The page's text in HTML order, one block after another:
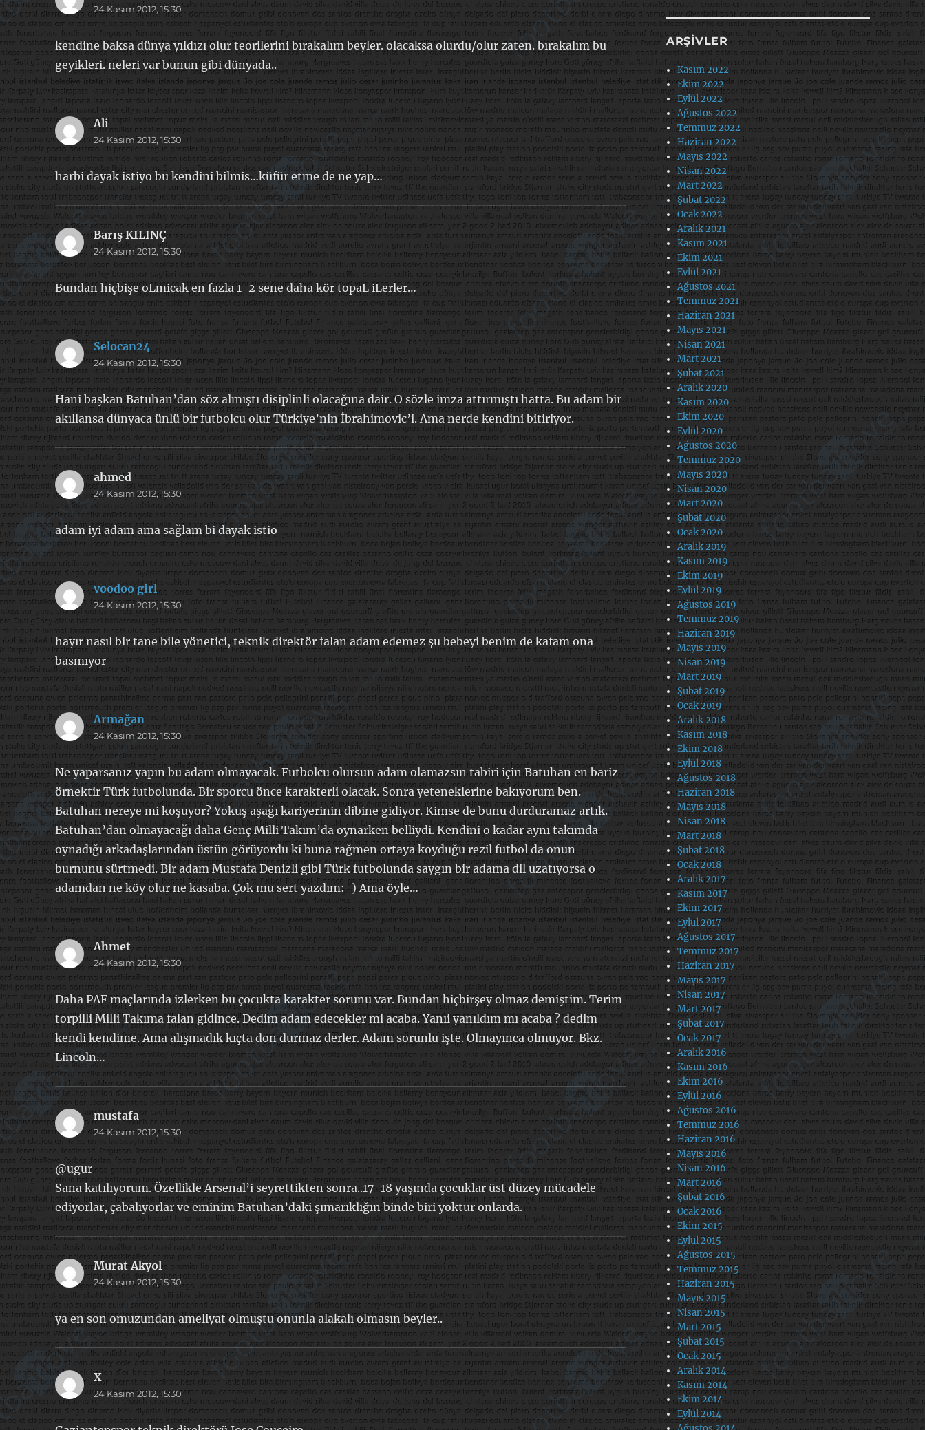
ki:
24 Kasım 2012, 15:30
kendine baksa dünya yıldızı olur teorilerini bırakalım beyler. olacaksa olurdu/olur zaten. bırakalım bu
geyikleri. neleri var bunun gibi dünyada..
Ali dedi
ki:
24 Kasım 2012, 15:30
harbi dayak istiyo bu kendini bilmis…küfür etme de ne yap…
Barış KILINÇ dedi
ki:
24 Kasım 2012, 15:30
Bundan hiçbişe oLmicak en fazla 1-2 sene daha kör topaL iLerler…
Selocan24dedi
ki:
24 Kasım 2012, 15:30
Hani başkan Batuhan’dan söz almıştı disiplinli olacağına dair. O sözle imza attırmıştı hatta. Bu adam bir
akıllansa dünyaca ünlü bir futbolcu olur Türkiye’nin İbrahimovic’i. Ama nerde kendini bitiriyor.
ahmed dedi
ki:
24 Kasım 2012, 15:30
adam iyi adam ama sağlam bi dayak istio
voodoo girldedi
ki:
24 Kasım 2012, 15:30
hayır nasıl bir tane bile yönetici, teknik direktör falan adam edemez şu bebeyi benim de kafam ona
basmıyor
Armağan dedi
ki:
24 Kasım 2012, 15:30
Ne yaparsanız yapın bu adam olmayacak. Futbolcu olursun adam olamazsın tabiri için Batuhan en bariz
örnektir Türk futbolunda. Bir sporcu önce karakterli olacak. Sonra yeteneklerine bakıyorum ben.
Batuhan nereye mi koşuyor? Yokuş aşağı kariyerinin dibine gidiyor. Kimse de bunu durduramaz artık.
Batuhan’dan olmayacağı daha Genç Milli Takım’da oynarken belliydi. Kendini o kadar aynı takımda
oynadığı arkadaşlarından üstün görüyordu ki buna rağmen ortaya koyduğu rezil futbol da onun
burnunu sürtmedi. Bir adam Mustafa Denizli gibi Türk futbolunda saygın bir adama dil uzatıyorsa o
adamdan ne köy olur ne kasaba. Çok mu sert yazdım:-) Ama öyle…
Ahmetdedi
ki:
24 Kasım 2012, 15:30
Daha PAF maçlarında izlerken bu çocukta karakter sorunu var. Bundan hiçbirşey olmaz demiştim. Terim
torpilli Milli Takıma falan gidince. Dedim adam edecekler mi acaba. Yanıi yanıldım mı acaba ? dedim
kendi kendime. Ama alışmadık kıçta don durmaz derler. Adam sorunlu işte. Olmayınca olmuyor. Bkz.
Lincoln…
mustafadedi
ki:
24 Kasım 2012, 15:30
@ugur
Sana katılıyorum. Özellikle Arsenal’i seyrettikten sonra..17-18 yaşında çocuklar üst düzey mücadele
ediyorlar, çabalıyorlar ve eminim Batuhan’daki şımarıklığın binde biri yoktur onlarda.
Murat Akyoldedi
ki:
24 Kasım 2012, 15:30
ya en son omuzundan ameliyat olmuştu onunla alakalı olmasın beyler..
Xdedi
ki:
24 Kasım 2012, 15:30
ARŞIVLER
Kasım 2022
Ekim 2022
Eylül 2022
Ağustos 2022
Temmuz 2022
Haziran 2022
Mayıs 2022
Nisan 2022
Mart 2022
Şubat 2022
Ocak 2022
Aralık 2021
Kasım 2021
Ekim 2021
Eylül 2021
Ağustos 2021
Temmuz 2021
Haziran 2021
Mayıs 2021
Nisan 2021
Mart 2021
Şubat 2021
Aralık 2020
Kasım 2020
Ekim 2020
Eylül 2020
Ağustos 2020
Temmuz 2020
Mayıs 2020
Nisan 2020
Mart 2020
Şubat 2020
Ocak 2020
Aralık 2019
Kasım 2019
Ekim 2019
Eylül 2019
Ağustos 2019
Temmuz 2019
Haziran 2019
Mayıs 2019
Nisan 2019
Mart 2019
Şubat 2019
Ocak 2019
Aralık 2018
Kasım 2018
Ekim 2018
Eylül 2018
Ağustos 2018
Haziran 2018
Mayıs 2018
Nisan 2018
Mart 2018
Şubat 2018
Ocak 2018
Aralık 2017
Kasım 2017
Ekim 2017
Eylül 2017
Ağustos 2017
Temmuz 2017
Haziran 2017
Mayıs 2017
Nisan 2017
Mart 2017
Şubat 2017
Ocak 2017
Aralık 2016
Kasım 2016
Ekim 2016
Eylül 2016
Ağustos 2016
Temmuz 2016
Haziran 2016
Mayıs 2016
Nisan 2016
Mart 2016
Şubat 2016
Ocak 2016
Ekim 2015
Eylül 2015
Ağustos 2015
Temmuz 2015
Haziran 2015
Mayıs 2015
Nisan 2015
Mart 2015
Şubat 2015
Ocak 2015
Aralık 2014
Kasım 2014
Ekim 2014
Eylül 2014